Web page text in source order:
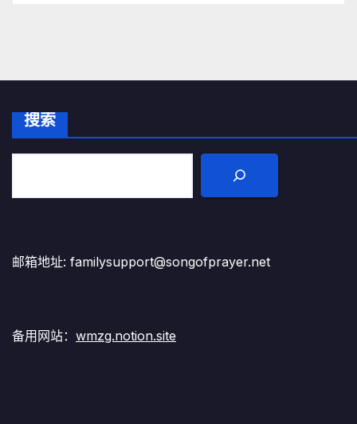
搜索
邮箱地址: familysupport@songofprayer.net
备用网站： wmzg.notion.site